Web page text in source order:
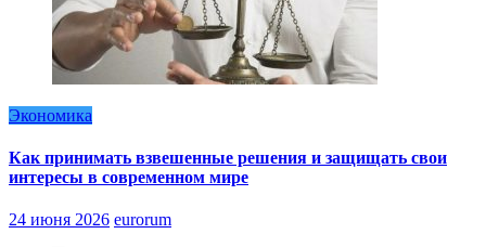
Экономика
Как принимать взвешенные решения и защищать свои
интересы в современном мире
24 июня 2026 eurorum